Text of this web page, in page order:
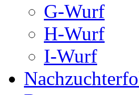
G-Wurf
H-Wurf
I-Wurf